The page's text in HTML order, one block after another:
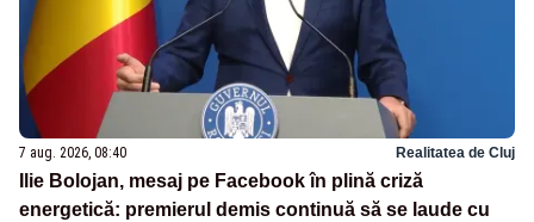
7 aug. 2026, 08:40 Realitatea de Cluj
Ilie Bolojan, mesaj pe Facebook în plină criză
energetică: premierul demis continuă să se laude cu